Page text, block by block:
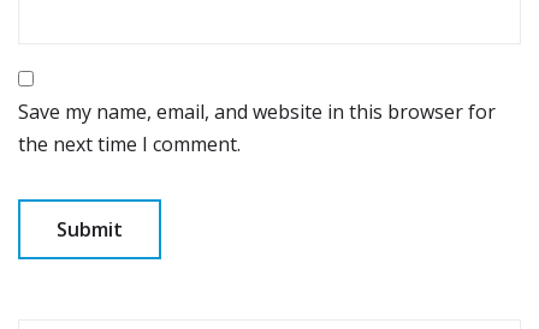
Save my name, email, and website in this browser for
the next time I comment.